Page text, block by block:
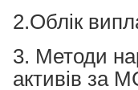
2.Облік
3. Методи
активів за